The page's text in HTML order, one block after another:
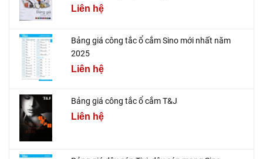
Liên hệ
Bảng giá công tắc ổ cắm Sino mới nhất năm
2025
Liên hệ
Bảng giá công tắc ổ cắm T&J
Liên hệ